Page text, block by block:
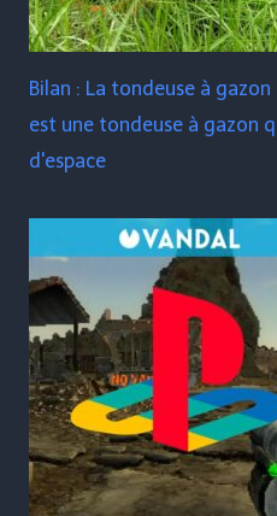
Bilan : La tondeuse à
est une tondeuse à gazon
d'espace